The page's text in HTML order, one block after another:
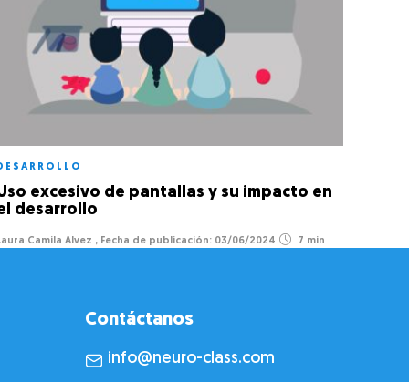
excesivo de pantallas y su impacto en
desarrollo
Camila Alvez , 03/06/2024 7 min
Contáctanos
info@neuro-class.com